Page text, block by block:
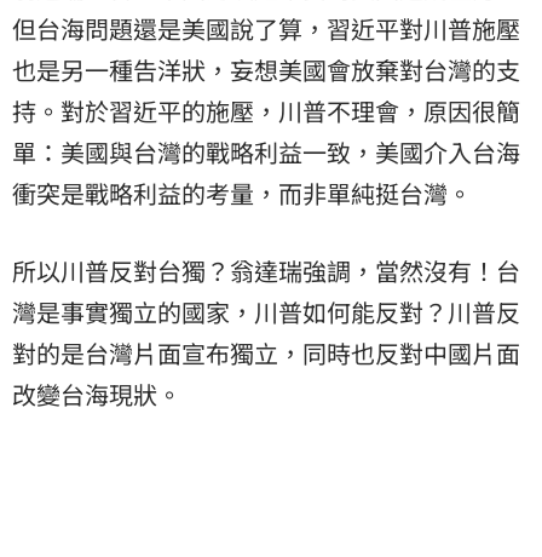
但台海問題還是美國說了算，習近平對川普施壓
也是另一種告洋狀，妄想美國會放棄對台灣的支
持。對於習近平的施壓，川普不理會，原因很簡
單：美國與台灣的戰略利益一致，美國介入台海
衝突是戰略利益的考量，而非單純挺台灣。
所以川普反對台獨？翁達瑞強調，當然沒有！台
灣是事實獨立的國家，川普如何能反對？川普反
對的是台灣片面宣布獨立，同時也反對中國片面
改變台海現狀。